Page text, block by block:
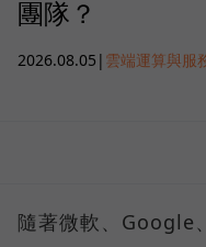
團隊？
2026.08.05 | 雲端運算與服
隨著微軟、Google